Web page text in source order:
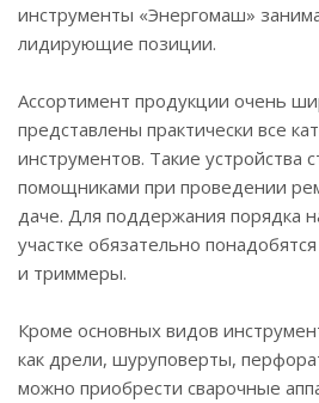
инструменты «Энергомаш»
лидирующие позиции.
Ассортимент продукции очень
представлены практически все
инструментов. Такие устройства
помощниками при проведении
даче. Для поддержания порядка
участке обязательно
и триммеры.
Кроме основных видов
как дрели, шуруповерты,
можно приобрести сварочные